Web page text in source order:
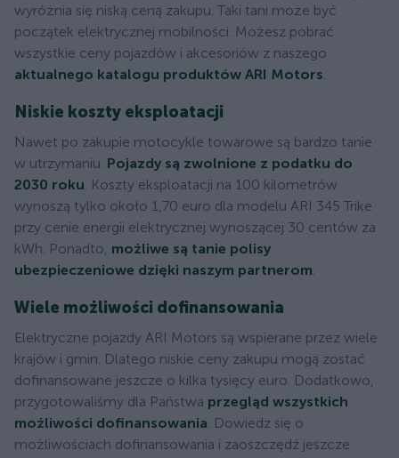
wyróżnia się niską ceną zakupu. Taki tani może być
początek elektrycznej mobilności. Możesz pobrać
wszystkie ceny pojazdów i akcesoriów z naszego
aktualnego katalogu produktów ARI Motors
Niskie koszty eksploatacji
Nawet po zakupie motocykle towarowe są bardzo tanie
w utrzymaniu. Pojazdy są zwolnione z podatku do
2030 roku . Koszty eksploatacji na 100 kilometrów
wynoszą tylko około 1,70 euro dla modelu ARI 345 Trike
przy cenie energii elektrycznej wynoszącej 30 centów za
kWh. Ponadto, możliwe są tanie polisy
ubezpieczeniowe dzięki naszym partnerom
Wiele możliwości dofinansowania
Elektryczne pojazdy ARI Motors są wspierane przez wiele
krajów i gmin. Dlatego niskie ceny zakupu mogą zostać
dofinansowane jeszcze o kilka tysięcy euro. Dodatkowo,
przygotowaliśmy dla Państwa przegląd wszystkich
możliwości dofinansowania . Dowiedz się o
możliwościach dofinansowania i zaoszczędź jeszcze